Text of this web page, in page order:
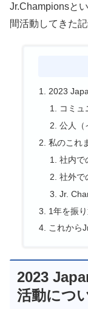
Jr.Championsと
間活動してきた
2023
コミュ
公人（
私のこれ
社内で
社外で
Jr.
1年を振
これから
2023
活動につ